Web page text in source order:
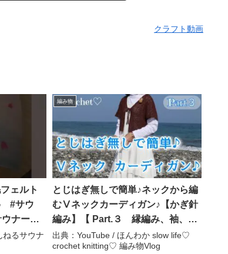
クラフト動画
ェルト
#サウ
ナー #
るサウ
ねるサウナ
編み物
とじはぎ無しで簡単♪ネックから編
むⅤネックカーディガン♪【かぎ針
編み】【 Part.３ 縁編み、袖、紐
を編みます♪】 crochet cardigan
～編み物 Vlog 171～ – ほんわか
出典：YouTube / ほんわか slow life♡
crochet knitting♡ 編み物Vlog